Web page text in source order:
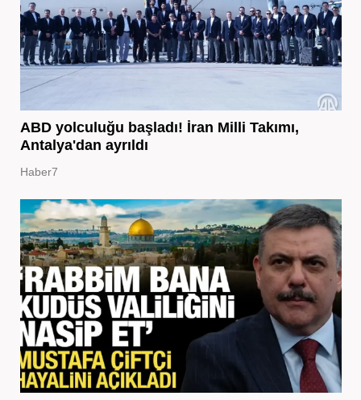
ABD yolculuğu başladı! İran Milli Takımı,
Antalya'dan ayrıldı
Haber7